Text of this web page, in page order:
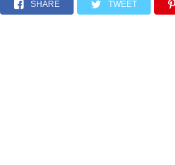
SHARE TWEET